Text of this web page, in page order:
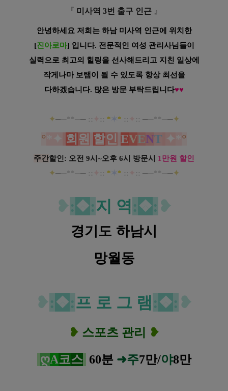
『 미사역 3번 출구 인근 』
안녕하세요 저희는 하남 미사역 인근에 위치한
[진아로마] 입니다. 전문적인 여성 관리사님들이
실력으로 최고의 힐링을 선사해드리고 지친 일상에
작게나마 보탬이 될 수 있도록 항상 최선을
다하겠습니다. 많은 방문 부탁드립니다♥♥
✦──**── :: :: *✶* :: :: ──**──✦
° 회 원 할인 EVENT ✦ °
주간할인: 오전 9시~오후 6시 방문시 1만원 할인
✦──**── :: :: *✶* :: :: ──**──✦
❥:❖:지 역:❖: ❥
경기도 하남시
망월동
❥:❖:프 로 그 램 :❖: ❥
❥ 스포츠 관리 ❥
ღA코스 60분 ➜주7만/야8만